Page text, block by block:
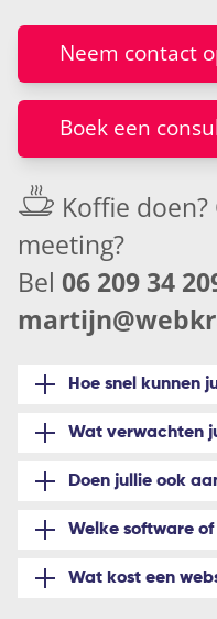
Neem contact
Boek een
Koffie
meeting?
Bel 06 209 34
Hoe snel kunnen
Wat verwachten
Doen jullie ook
Welke software
Wat kost een